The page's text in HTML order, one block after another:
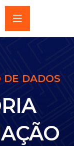
DE DADOS